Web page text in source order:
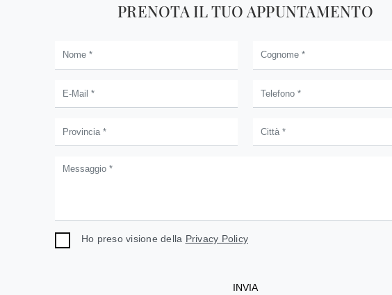
PRENOTA IL TUO APPUNTAMENTO
Ho preso visione della Privacy Policy
INVIA